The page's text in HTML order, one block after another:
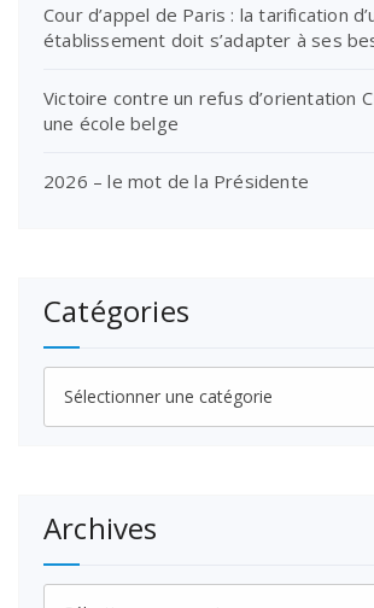
Cour d’appel de Paris : la tarification
établissement doit s’adapter à ses
Victoire contre un refus d’orientation
une école belge
2026 – le mot de la Présidente
Catégories
Catégories
Archives
Archives